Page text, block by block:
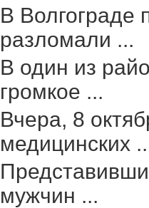
В Волгограде
разломали ...
В один из
громкое ...
Вчера, 8
медицинских
мужчин ...